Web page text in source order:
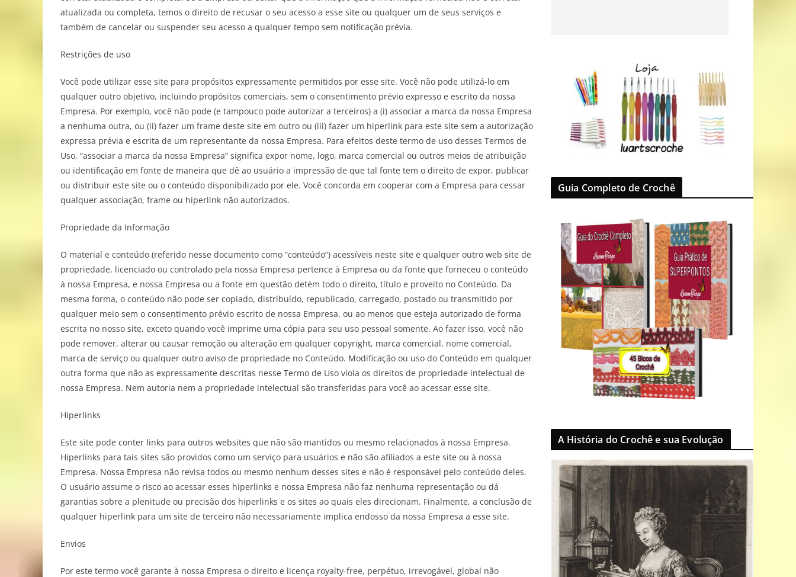
atualizada ou completa, temos o direito de recusar o seu acesso a esse site ou qualquer um de seus serviços e
também de cancelar ou suspender seu acesso a qualquer tempo sem notificação prévia.
Restrições de uso
Você pode utilizar esse site para propósitos expressamente permitidos por esse site. Você não pode utilizá-lo em
qualquer outro objetivo, incluindo propósitos comerciais, sem o consentimento prévio expresso e escrito da nossa
Empresa. Por exemplo, você não pode (e tampouco pode autorizar a terceiros) a (i) associar a marca da nossa Empresa
a nenhuma outra, ou (ii) fazer um frame deste site em outro ou (iii) fazer um hiperlink para este site sem a autorização
expressa prévia e escrita de um representante da nossa Empresa. Para efeitos deste termo de uso desses Termos de
Uso, “associar a marca da nossa Empresa” significa expor nome, logo, marca comercial ou outros meios de atribuição
ou identificação em fonte de maneira que dê ao usuário a impressão de que tal fonte tem o direito de expor, publicar
ou distribuir este site ou o conteúdo disponibilizado por ele. Você concorda em cooperar com a Empresa para cessar
qualquer associação, frame ou hiperlink não autorizados.
Propriedade da Informação
O material e conteúdo (referido nesse documento como “conteúdo”) acessíveis neste site e qualquer outro web site de
propriedade, licenciado ou controlado pela nossa Empresa pertence à Empresa ou da fonte que forneceu o conteúdo
à nossa Empresa, e nossa Empresa ou a fonte em questão detém todo o direito, título e proveito no Conteúdo. Da
mesma forma, o conteúdo não pode ser copiado, distribuído, republicado, carregado, postado ou transmitido por
qualquer meio sem o consentimento prévio escrito de nossa Empresa, ou ao menos que esteja autorizado de forma
escrita no nosso site, exceto quando você imprime uma cópia para seu uso pessoal somente. Ao fazer isso, você não
pode remover, alterar ou causar remoção ou alteração em qualquer copyright, marca comercial, nome comercial,
marca de serviço ou qualquer outro aviso de propriedade no Conteúdo. Modificação ou uso do Conteúdo em qualquer
outra forma que não as expressamente descritas nesse Termo de Uso viola os direitos de propriedade intelectual de
nossa Empresa. Nem autoria nem a propriedade intelectual são transferidas para você ao acessar esse site.
Hiperlinks
Este site pode conter links para outros websites que não são mantidos ou mesmo relacionados à nossa Empresa.
Hiperlinks para tais sites são providos como um serviço para usuários e não são afiliados a este site ou à nossa
Empresa. Nossa Empresa não revisa todos ou mesmo nenhum desses sites e não é responsável pelo conteúdo deles.
O usuário assume o risco ao acessar esses hiperlinks e nossa Empresa não faz nenhuma representação ou dá
garantias sobre a plenitude ou precisão dos hiperlinks e os sites ao quais eles direcionam. Finalmente, a conclusão de
qualquer hiperlink para um site de terceiro não necessariamente implica endosso da nossa Empresa a esse site.
Envios
Por este termo você garante à nossa Empresa o direito e licença royalty-free, perpétuo, irrevogável, global não
Guia Completo de Crochê
A História do Crochê e sua Evolução